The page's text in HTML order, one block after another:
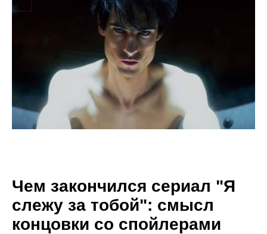
Чем закончился сериал "Я
слежу за тобой": смысл
концовки со спойлерами